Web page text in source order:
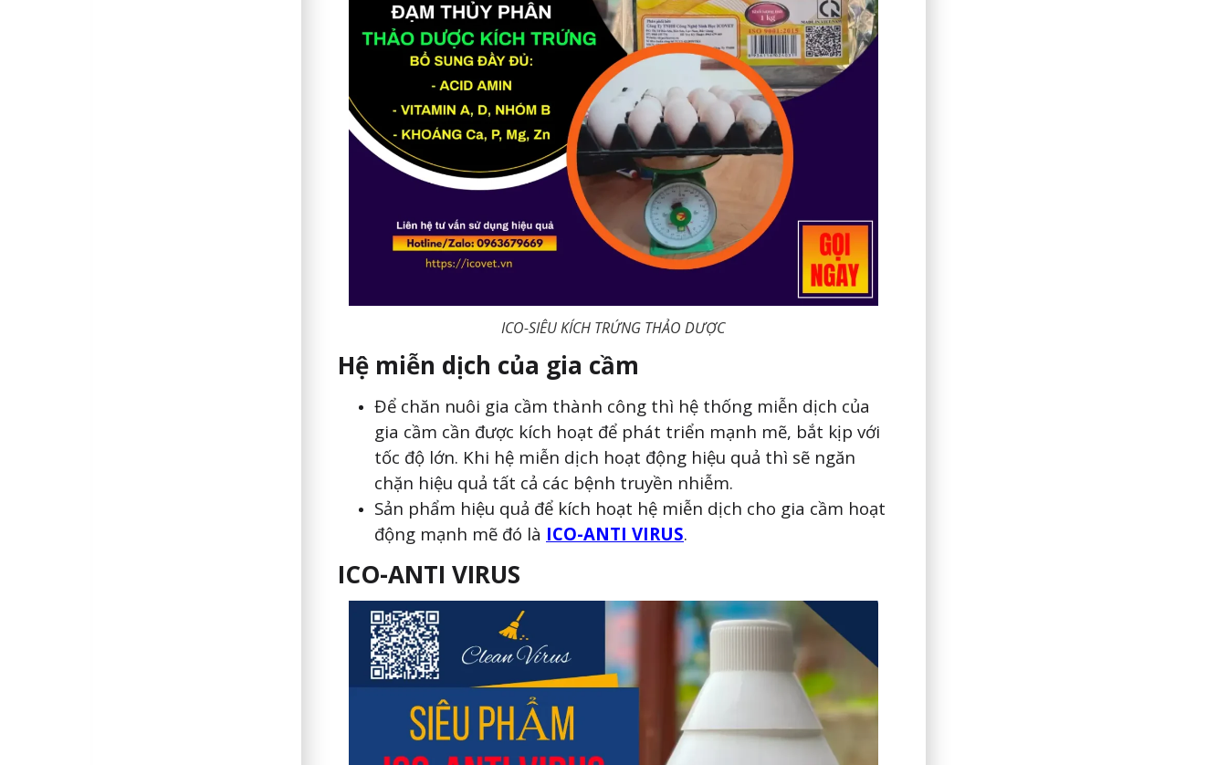
ICO-SIÊU KÍCH TRỨNG THẢO DƯỢC
Hệ miễn dịch của gia cầm
Để chăn nuôi gia cầm thành công thì hệ thống miễn dịch của
gia cầm cần được kích hoạt để phát triển mạnh mẽ, bắt kịp với
tốc độ lớn. Khi hệ miễn dịch hoạt động hiệu quả thì sẽ ngăn
chặn hiệu quả tất cả các bệnh truyền nhiễm.
Sản phẩm hiệu quả để kích hoạt hệ miễn dịch cho gia cầm hoạt
động mạnh mẽ đó là ICO-ANTI VIRUS.
ICO-ANTI VIRUS